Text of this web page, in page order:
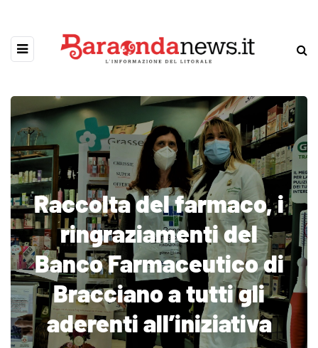
Raccolta del farmaco, i
ringraziamenti del
Banco Farmaceutico di
Bracciano a tutti gli
aderenti all’iniziativa